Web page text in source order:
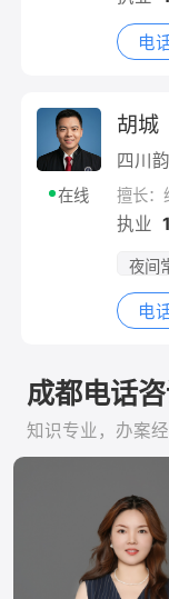
电
在线
胡城
四川
擅长：
执业 1
夜间
电
成都电话
知识专业，办案